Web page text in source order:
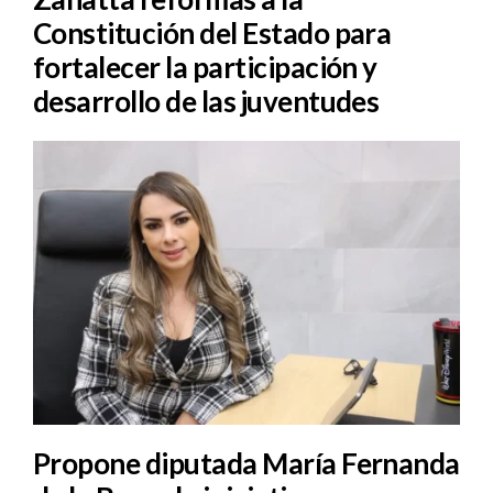
Constitución del Estado para
fortalecer la participación y
desarrollo de las juventudes
Propone diputada María Fernanda